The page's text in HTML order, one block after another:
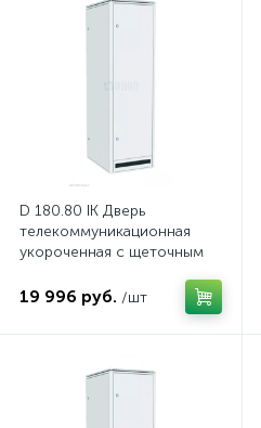
D 180.80 IK Дверь
телекоммуникационная
укороченная с щеточным
19 996 руб. /шт